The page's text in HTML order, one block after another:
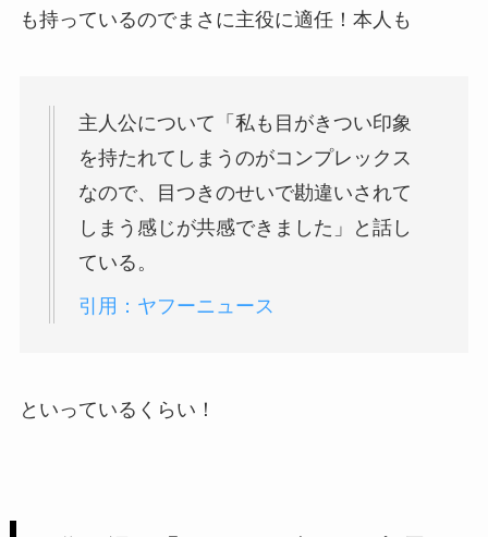
も持っているのでまさに主役に適任！本人も
主人公について「私も目がきつい印象
を持たれてしまうのがコンプレックス
なので、目つきのせいで勘違いされて
しまう感じが共感できました」と話し
ている。
引用：ヤフーニュース
といっているくらい！